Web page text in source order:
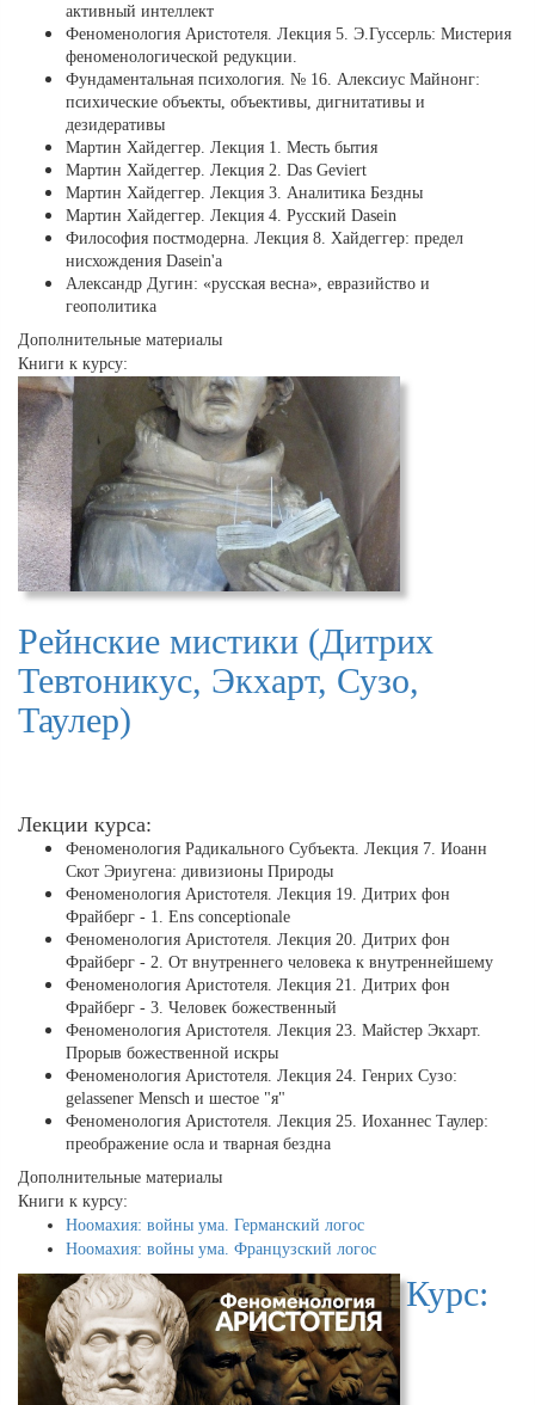
активный интеллект
Феноменология Аристотеля. Лекция 5. Э.Гуссерль: Мистерия
феноменологической редукции.
Фундаментальная психология. № 16. Алексиус Майнонг:
психические объекты, объективы, дигнитативы и
дезидеративы
Мартин Хайдеггер. Лекция 1. Месть бытия
Мартин Хайдеггер. Лекция 2. Das Geviert
Мартин Хайдеггер. Лекция 3. Аналитика Бездны
Мартин Хайдеггер. Лекция 4. Русский Dasein
Философия постмодерна. Лекция 8. Хайдеггер: предел
нисхождения Dasein'а
Александр Дугин: «русская весна», евразийство и
геополитика
Дополнительные материалы
Книги к курсу:
Рейнские мистики (Дитрих
Тевтоникус, Экхарт, Сузо,
Таулер)
Лекции курса:
Феноменология Радикального Субъекта. Лекция 7. Иоанн
Скот Эриугена: дивизионы Природы
Феноменология Аристотеля. Лекция 19. Дитрих фон
Фрайберг - 1. Ens conceptionale
Феноменология Аристотеля. Лекция 20. Дитрих фон
Фрайберг - 2. От внутреннего человека к внутреннейшему
Феноменология Аристотеля. Лекция 21. Дитрих фон
Фрайберг - 3. Человек божественный
Феноменология Аристотеля. Лекция 23. Майстер Экхарт.
Прорыв божественной искры
Феноменология Аристотеля. Лекция 24. Генрих Сузо:
gelassener Mensch и шестое "я"
Феноменология Аристотеля. Лекция 25. Иоханнес Таулер:
преображение осла и тварная бездна
Дополнительные материалы
Книги к курсу:
Ноомахия: войны ума. Германский логос
Ноомахия: войны ума. Французский логос
Курс: